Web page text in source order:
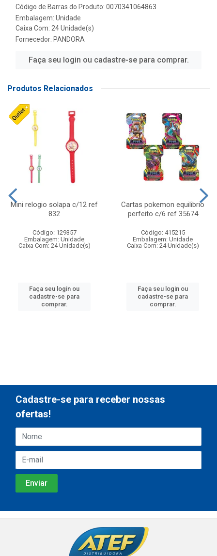
Código de Barras do Produto: 0070341064863
Embalagem: Unidade
Caixa Com: 24 Unidade(s)
Fornecedor: PANDORA
Faça seu login ou cadastre-se para comprar.
Produtos Relacionados
Mini relogio solapa c/12 ref
832
Código: 129357
Embalagem: Unidade
Caixa Com: 24 Unidade(s)
Faça seu login ou
cadastre-se para
comprar.
Cartas pokemon equilibrio
perfeito c/6 ref 35674
Código: 415215
Embalagem: Unidade
Caixa Com: 24 Unidade(s)
Faça seu login ou
cadastre-se para
comprar.
Cadastre-se para receber nossas
ofertas!